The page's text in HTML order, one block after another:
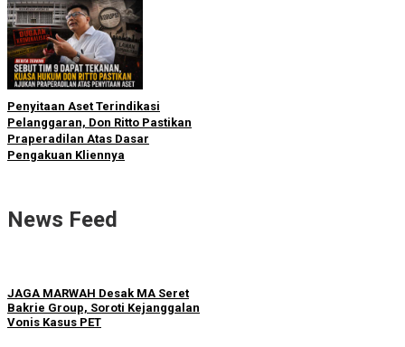
Penyitaan Aset Terindikasi
Pelanggaran, Don Ritto Pastikan
Praperadilan Atas Dasar
Pengakuan Kliennya
News Feed
JAGA MARWAH Desak MA Seret
Bakrie Group, Soroti Kejanggalan
Vonis Kasus PET